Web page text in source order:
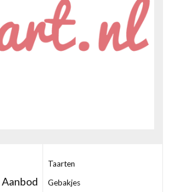
Aanbod
Taarten
Gebakjes